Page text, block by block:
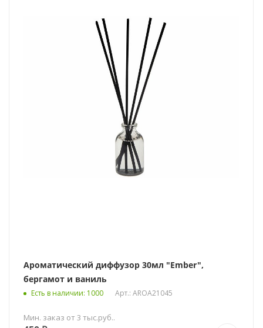
Ароматический диффузор 30мл "Ember",
бергамот и ваниль
Есть в наличии: 1000 Арт.: AROA21045
Мин. заказ от 3 тыс.руб..